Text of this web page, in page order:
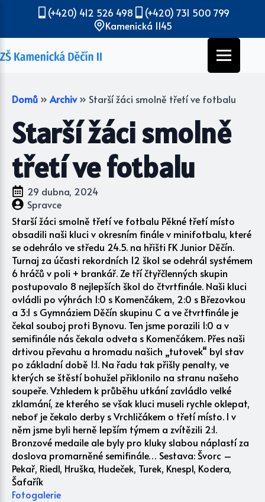
(+420) 412 526 498
(+420) 731 500 799
Kamenická 1145
Domů » Archiv » Starší žáci smolně třetí ve fotbalu
Starší žáci smolně
třetí ve fotbalu
29 dubna, 2024
Spravce
Starší žáci smolně třetí ve fotbalu Pěkné třetí místo
obsadili naši kluci v okresním finále v minifotbalu, které
se odehrálo ve středu 24.5. na hřišti FK Junior Děčín.
Turnaj za účasti rekordních 12 škol se odehrál systémem
6 hráčů v poli + brankář. Ze tří čtyřčlenných skupin
postupovalo 8 nejlepších škol do čtvrtfinále. Naši kluci
ovládli po výhrách 1:0 s Komenčákem, 2:0 s Březovkou
a 3:1 s Gymnáziem Děčín skupinu C a ve čtvrtfinále je
čekal souboj proti Bynovu. Ten jsme porazili 1:0 a v
semifinále nás čekala odveta s Komenčákem. Přes naši
drtivou převahu a hromadu našich „tutovek“ byl stav
po základní době 1:1. Na řadu tak přišly penalty, ve
kterých se štěstí bohužel přiklonilo na stranu našeho
soupeře. Vzhledem k průběhu utkání zavládlo velké
zklamání, ze kterého se však kluci museli rychle oklepat,
neboť je čekalo derby s Vrchličákem o třetí místo. I v
něm jsme byli herně lepším týmem a zvítězili 2:1.
Bronzové medaile ale byly pro kluky slabou náplastí za
doslova promarněné semifinále… Sestava: Švorc –
Pekař, Riedl, Hruška, Hudeček, Turek, Knespl, Kodera,
Šafařík
Fotogalerie